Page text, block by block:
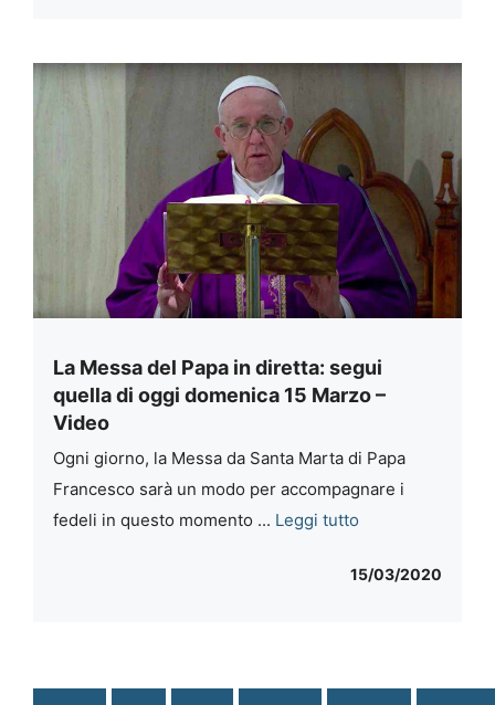
La Messa del Papa in diretta: segui
quella di oggi domenica 15 Marzo –
Video
Ogni giorno, la Messa da Santa Marta di Papa
Francesco sarà un modo per accompagnare i
fedeli in questo momento ... Leggi tutto
15/03/2020